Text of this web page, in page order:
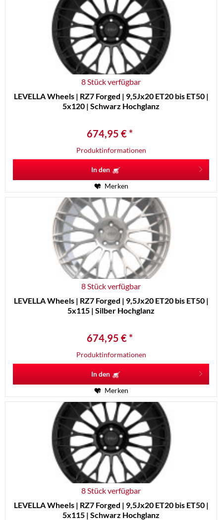
8 Stück verfügbar
LEVELLA Wheels | RZ7 Forged | 9,5Jx20 ET20 bis ET50 |
5x120 | Schwarz Hochglanz
674,95 € *
Produktinformationen
In den
Merken
8 Stück verfügbar
LEVELLA Wheels | RZ7 Forged | 9,5Jx20 ET20 bis ET50 |
5x115 | Silber Hochglanz
674,95 € *
Produktinformationen
In den
Merken
8 Stück verfügbar
LEVELLA Wheels | RZ7 Forged | 9,5Jx20 ET20 bis ET50 |
5x115 | Schwarz Hochglanz